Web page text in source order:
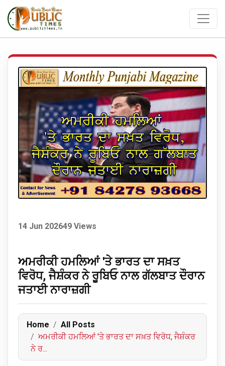
14 Jun 202649 Views
ਅਮਰੀਕੀ ਹਮਲਿਆਂ 'ਤੇ ਭਾਰਤ ਦਾ ਸਖ਼ਤ
ਵਿਰੋਧ, ਜੈਸ਼ੰਕਰ ਨੇ ਰੂਬਿਓ ਨਾਲ ਗੱਲਬਾਤ ਦੌਰਾਨ
ਜਤਾਈ ਨਾਰਾਜ਼ਗੀ
Home
All Posts
ਅਮਰੀਕੀ ਹਮਲਿਆਂ 'ਤੇ ਭਾਰਤ ਦਾ ਸਖ਼ਤ ਵਿਰੋਧ, ਜੈਸ਼ੰਕਰ
ਨੇ ਰ...